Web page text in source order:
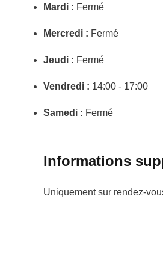
Mardi : Fermé
Mercredi : Fermé
Jeudi : Fermé
Vendredi : 14:00 - 17:00
Samedi : Fermé
Informations
Uniquement sur rendez-